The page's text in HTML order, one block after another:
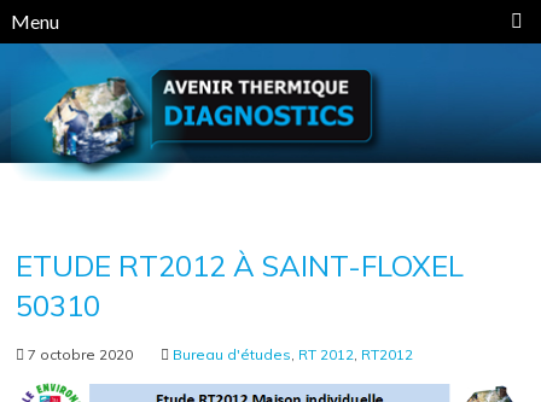
Menu
ETUDE RT2012 À SAINT-FLOXEL
50310
7 octobre 2020 Bureau d'études RT 2012 RT2012
Panneau de gestion des cookies